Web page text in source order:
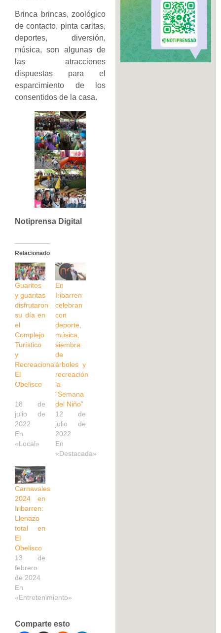
Brinca brincas, zoológico
de contacto, pinta caritas,
deportes, diversión,
música, son algunas de
las atracciones
dispuestas para el
esparcimiento de los
consentidos de la casa.
Notiprensa Digital
Relacionado
Guaritos
y guaritas
disfrutaron
su día en
el
Complejo
Turístico
y
Recreacional
El
Obelisco
18 de
julio de
2022
En
«Local»
En
Iribarren
celebran
con
deporte,
música,
siembra
de
árboles y
recreación
la
“Semana
del Niño”
12 de
julio de
2022
En
«Destacada»
Carnavales
2024 en
Iribarren:
Llenazo
total en
El
Obelisco
13 de
febrero
de 2024
En
«Entretenimiento»
Comparte esto